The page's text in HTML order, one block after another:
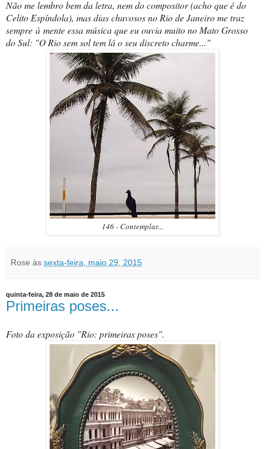
Não me lembro bem da letra, nem do compositor (acho que é do
Celito Espíndola), mas dias chuvosos no Rio de Janeiro me traz
sempre à mente essa música que eu ouvia muito no Mato Grosso
do Sul: "O Rio sem sol tem lá o seu discreto charme..."
146 - Contemplar...
Rose às sexta-feira, maio 29, 2015
quinta-feira, 28 de maio de 2015
Primeiras poses...
Foto da exposição "Rio: primeiras poses".